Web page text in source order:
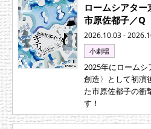
ロームシアタ
市原佐都子／Q
2026.10.03 -
小劇場
2025年にローム
創造〉として初演
た市原佐都子の衝
す！